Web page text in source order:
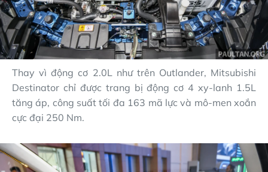
Thay vì động cơ 2.0L như trên Outlander, Mitsubishi
Destinator chỉ được trang bị động cơ 4 xy-lanh 1.5L
tăng áp, công suất tối đa 163 mã lực và mô-men xoắn
cực đại 250 Nm.